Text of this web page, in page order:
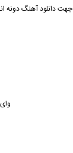
جهت دانلود آهنگ دونه